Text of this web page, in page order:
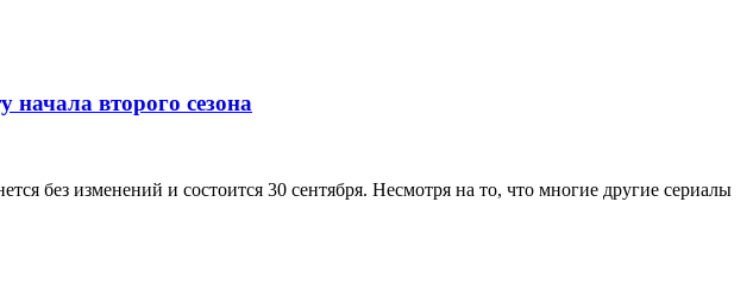
начала второго сезона
без изменений и состоится 30 сентября. Несмотря на то, что многие другие сериалы